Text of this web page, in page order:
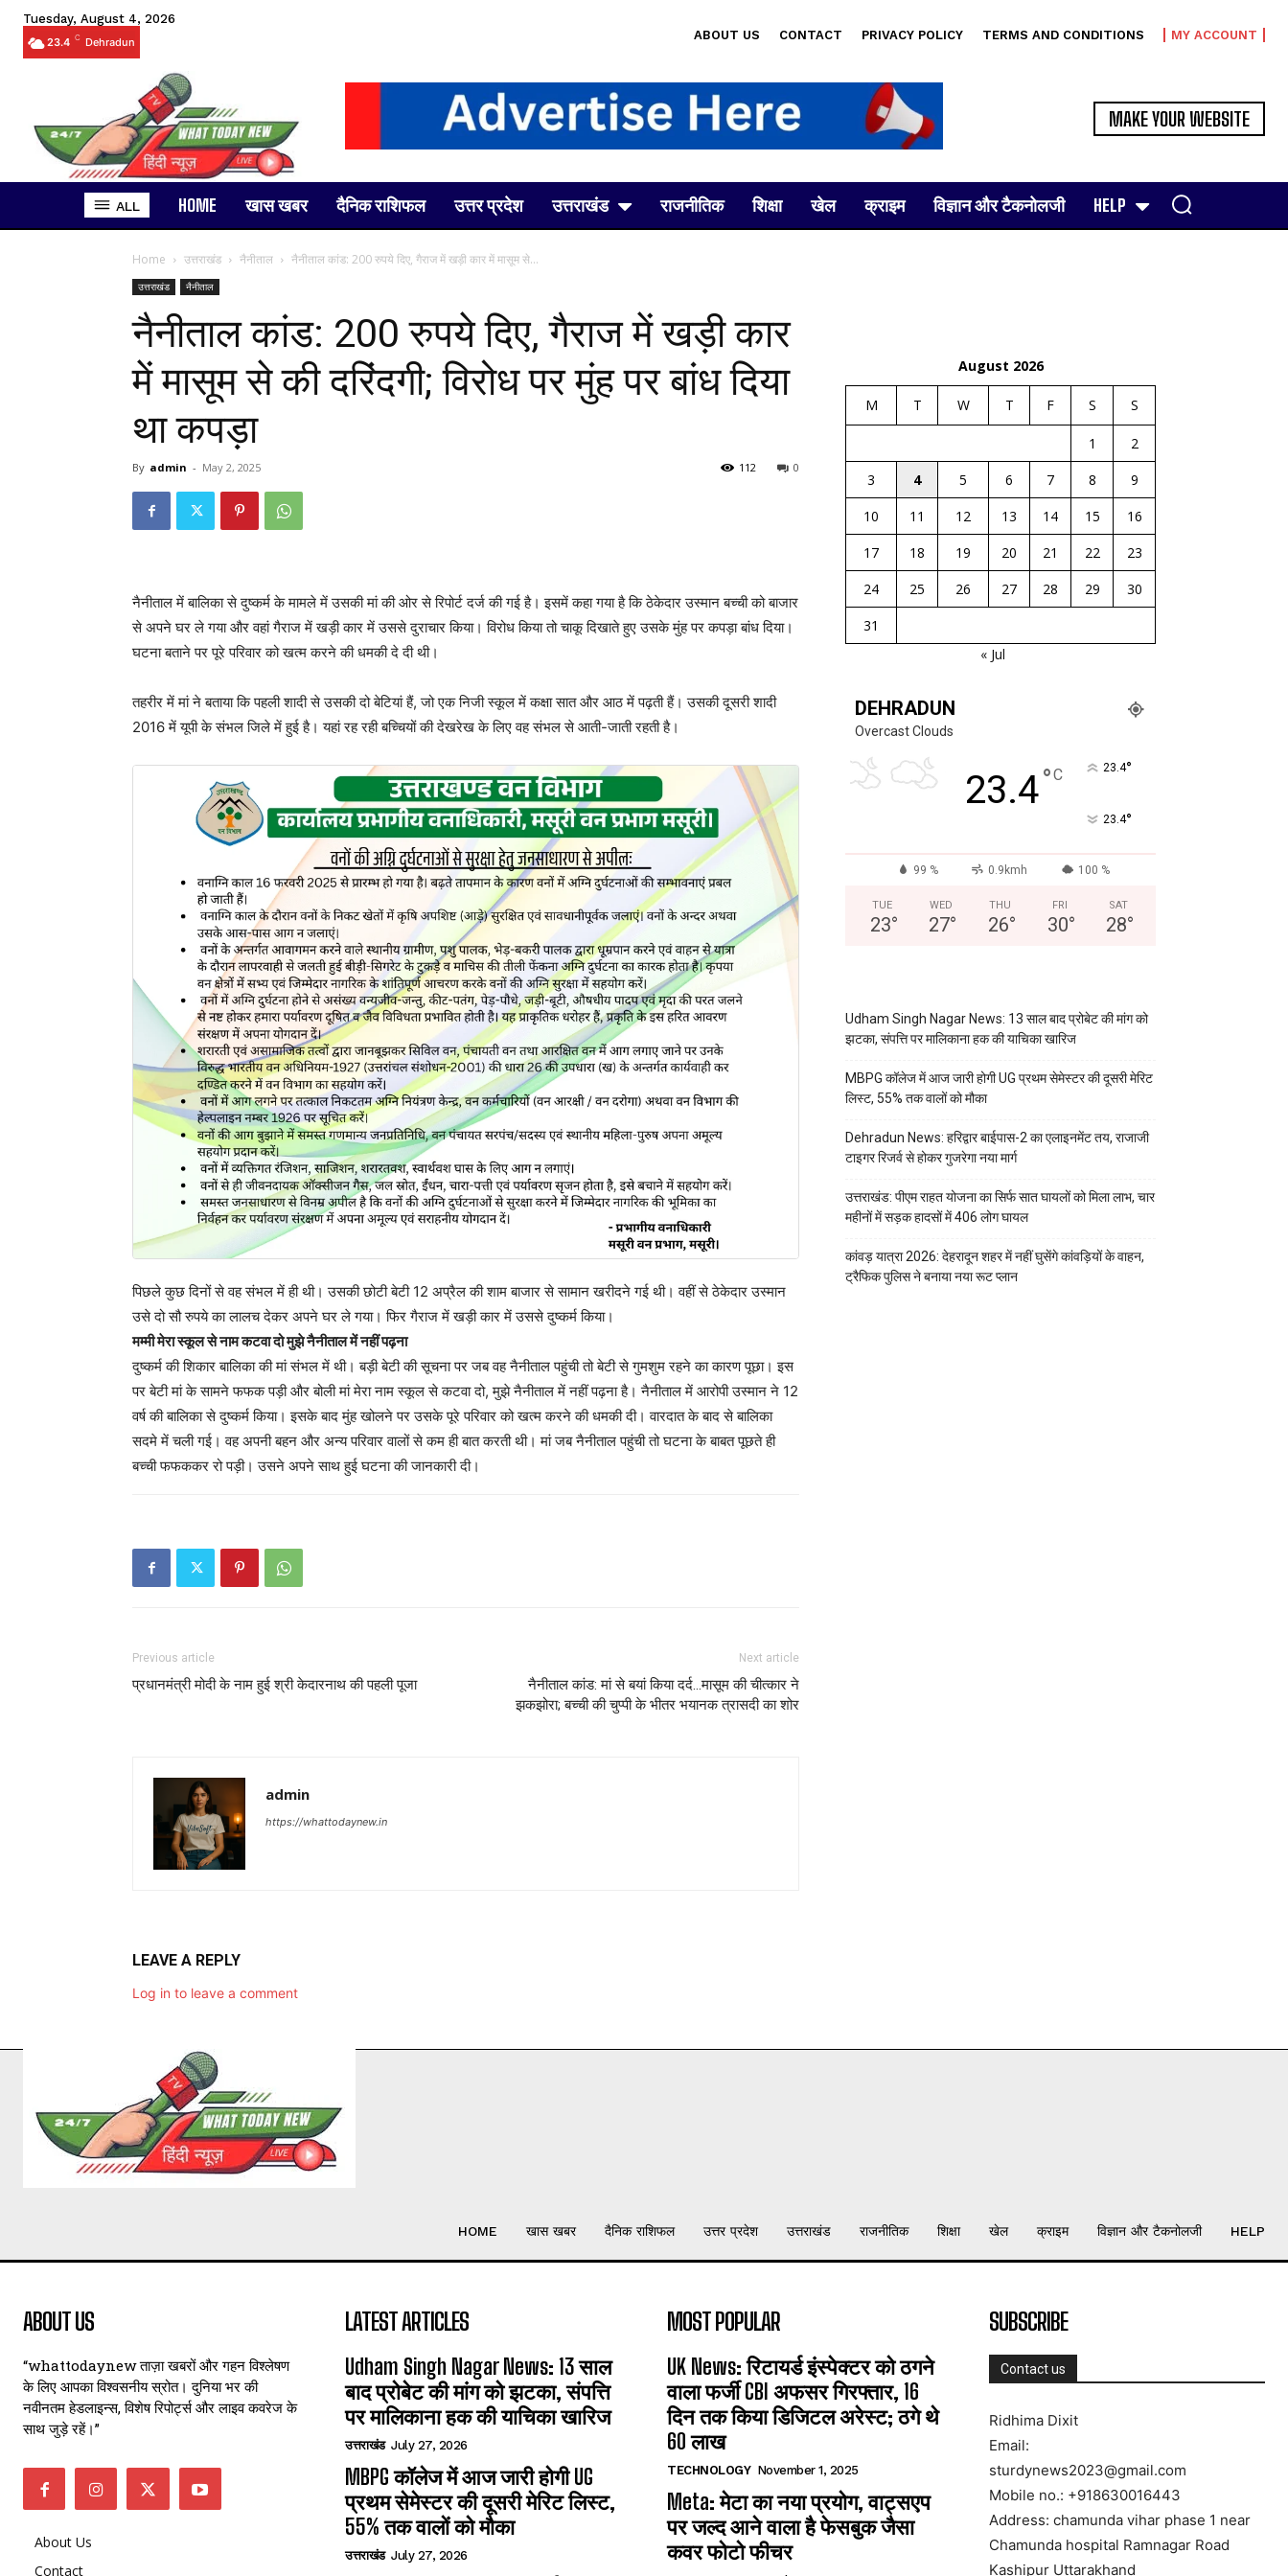
Tuesday, August 4, 2026
23.4 C Dehradun ABOUT US CONTACT PRIVACY POLICY TERMS AND CONDITIONS MY ACCOUNT
MAKE YOUR WEBSITE
ALL HOME खास खबर दैनिक राशिफल उत्तर प्रदेश उत्तराखंड राजनीतिक शिक्षा खेल क्राइम विज्ञान और टैकनोलजी HELP
Home उत्तराखंड नैनीताल नैनीताल कांड: 200 रुपये दिए, गैराज में खड़ी कार में मासूम से...
उत्तराखंड नैनीताल
नैनीताल कांड: 200 रुपये दिए, गैराज में खड़ी कार
में मासूम से की दरिंदगी; विरोध पर मुंह पर बांध दिया
था कपड़ा
By admin - May 2, 2025 0
112
नैनीताल में बालिका से दुष्कर्म के मामले में उसकी मां की ओर से रिपोर्ट दर्ज की गई है। इसमें कहा गया है कि ठेकेदार उस्मान बच्ची को बाजार
से अपने घर ले गया और वहां गैराज में खड़ी कार में उससे दुराचार किया। विरोध किया तो चाकू दिखाते हुए उसके मुंह पर कपड़ा बांध दिया।
घटना बताने पर पूरे परिवार को खत्म करने की धमकी दे दी थी।
तहरीर में मां ने बताया कि पहली शादी से उसकी दो बेटियां हैं, जो एक निजी स्कूल में कक्षा सात और आठ में पढ़ती हैं। उसकी दूसरी शादी
2016 में यूपी के संभल जिले में हुई है। यहां रह रही बच्चियों की देखरेख के लिए वह संभल से आती-जाती रहती है।
पिछले कुछ दिनों से वह संभल में ही थी। उसकी छोटी बेटी 12 अप्रैल की शाम बाजार से सामान खरीदने गई थी। वहीं से ठेकेदार उस्मान
उसे दो सौ रुपये का लालच देकर अपने घर ले गया। फिर गैराज में खड़ी कार में उससे दुष्कर्म किया।
मम्मी मेरा स्कूल से नाम कटवा दो मुझे नैनीताल में नहीं पढ़ना
दुष्कर्म की शिकार बालिका की मां संभल में थी। बड़ी बेटी की सूचना पर जब वह नैनीताल पहुंची तो बेटी से गुमशुम रहने का कारण पूछा। इस
पर बेटी मां के सामने फफक पड़ी और बोली मां मेरा नाम स्कूल से कटवा दो, मुझे नैनीताल में नहीं पढ़ना है। नैनीताल में आरोपी उस्मान ने 12
वर्ष की बालिका से दुष्कर्म किया। इसके बाद मुंह खोलने पर उसके पूरे परिवार को खत्म करने की धमकी दी। वारदात के बाद से बालिका
सदमे में चली गई। वह अपनी बहन और अन्य परिवार वालों से कम ही बात करती थी। मां जब नैनीताल पहुंची तो घटना के बाबत पूछते ही
बच्ची फफककर रो पड़ी। उसने अपने साथ हुई घटना की जानकारी दी।
Previous article
प्रधानमंत्री मोदी के नाम हुई श्री केदारनाथ की पहली पूजा
Next article
नैनीताल कांड: मां से बयां किया दर्द…मासूम की चीत्कार ने
झकझोरा; बच्ची की चुप्पी के भीतर भयानक त्रासदी का शोर
admin
https://whattodaynew.in
LEAVE A REPLY
Log in to leave a comment
August 2026
M T W T F S S
1
2
3
4 5 6 7 8
9
10
11 12 13 14 15
16
17
18 19 20 21 22
23
24
25 26 27 28 29
30
31
« Jul
DEHRADUN
Overcast Clouds
23.4°C 23.4°
23.4°
99 % 0.9kmh 100 %
TUE
23°
WED
27°
THU
26°
FRI
30°
SAT
28°
Udham Singh Nagar News: 13 साल बाद प्रोबेट की मांग को
झटका, संपत्ति पर मालिकाना हक की याचिका खारिज
MBPG कॉलेज में आज जारी होगी UG प्रथम सेमेस्टर की दूसरी मेरिट
लिस्ट, 55% तक वालों को मौका
Dehradun News: हरिद्वार बाईपास-2 का एलाइनमेंट तय, राजाजी
टाइगर रिजर्व से होकर गुजरेगा नया मार्ग
उत्तराखंड: पीएम राहत योजना का सिर्फ सात घायलों को मिला लाभ, चार
महीनों में सड़क हादसों में 406 लोग घायल
कांवड़ यात्रा 2026: देहरादून शहर में नहीं घुसेंगे कांवड़ियों के वाहन,
ट्रैफिक पुलिस ने बनाया नया रूट प्लान
HOME खास खबर दैनिक राशिफल उत्तर प्रदेश उत्तराखंड राजनीतिक शिक्षा खेल क्राइम विज्ञान और टैकनोलजी HELP
ABOUT US
“whattodaynew ताज़ा खबरों और गहन विश्लेषण
के लिए आपका विश्वसनीय स्रोत। दुनिया भर की
नवीनतम हेडलाइन्स, विशेष रिपोर्ट्स और लाइव कवरेज के
साथ जुड़े रहें।”
About Us
Contact
LATEST ARTICLES
Udham Singh Nagar News: 13 साल
बाद प्रोबेट की मांग को झटका, संपत्ति
पर मालिकाना हक की याचिका खारिज
उत्तराखंड July 27, 2026
MBPG कॉलेज में आज जारी होगी UG
प्रथम सेमेस्टर की दूसरी मेरिट लिस्ट,
55% तक वालों को मौका
उत्तराखंड July 27, 2026
MOST POPULAR
UK News: रिटायर्ड इंस्पेक्टर को ठगने
वाला फर्जी CBI अफसर गिरफ्तार, 16
दिन तक किया डिजिटल अरेस्ट; ठगे थे
60 लाख
TECHNOLOGY November 1, 2025
Meta: मेटा का नया प्रयोग, वाट्सएप
पर जल्द आने वाला है फेसबुक जैसा
कवर फोटो फीचर
SUBSCRIBE
Contact us
Ridhima Dixit
Email:
sturdynews2023@gmail.com
Mobile no.: +918630016443
Address: chamunda vihar phase 1 near
Chamunda hospital Ramnagar Road
Kashipur Uttarakhand